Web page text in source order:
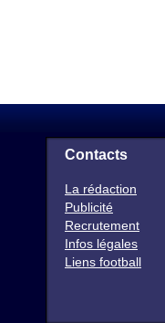
Contacts
La rédaction
Publicité
Recrutement
Infos légales
Liens football